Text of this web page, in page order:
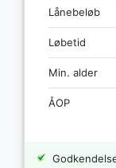
Lånebeløb
Løbetid
Min. alder
ÅOP